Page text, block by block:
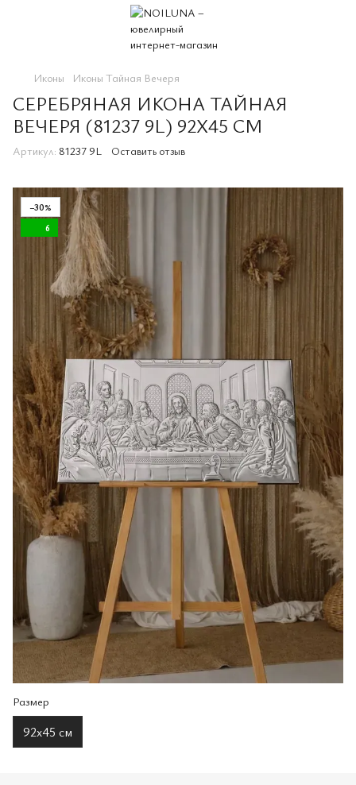
Иконы Иконы Тайная Вечеря
СЕРЕБРЯНАЯ ИКОНА ТАЙНАЯ
ВЕЧЕРЯ (81237 9L) 92Х45 СМ
Артикул: 81237 9L Оставить отзыв
−30%
6
Размер
92х45 см